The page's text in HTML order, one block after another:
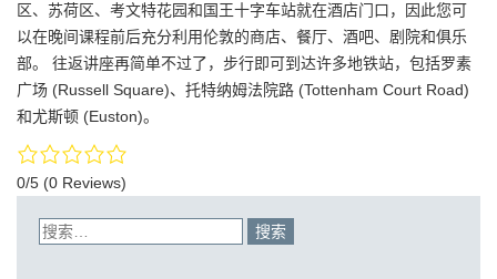
区、苏荷区、考文特花园和国王十字车站就在酒店门口，因此您可
以在晚间课程前后充分利用伦敦的商店、餐厅、酒吧、剧院和俱乐
部。 往返讲座再简单不过了，步行即可到达许多地铁站，包括罗素
广场 (Russell Square)、托特纳姆法院路 (Tottenham Court Road)
和尤斯顿 (Euston)。
0/5 (0 Reviews)